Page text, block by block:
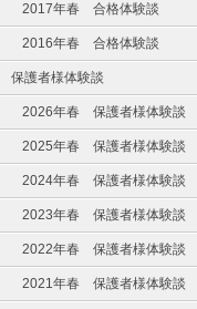
2017年春 合格体験談
2016年春 合格体験談
保護者様体験談
2026年春 保護者様体験談
2025年春 保護者様体験談
2024年春 保護者様体験談
2023年春 保護者様体験談
2022年春 保護者様体験談
2021年春 保護者様体験談